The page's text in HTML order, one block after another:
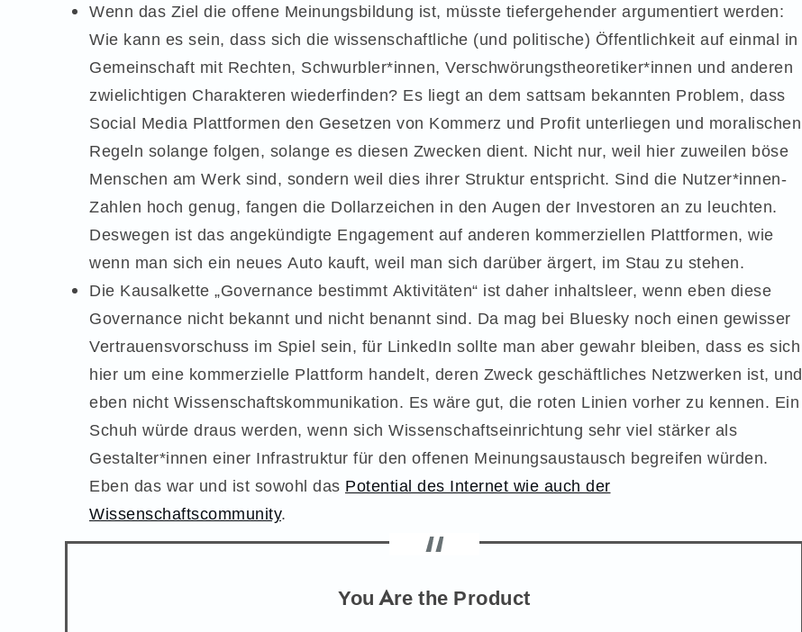
Wenn das Ziel die offene Meinungsbildung ist, müsste tiefergehender argumentiert werden:
Wie kann es sein, dass sich die wissenschaftliche (und politische) Öffentlichkeit auf einmal in
Gemeinschaft mit Rechten, Schwurbler*innen, Verschwörungstheoretiker*innen und anderen
zwielichtigen Charakteren wiederfinden? Es liegt an dem sattsam bekannten Problem, dass
Social Media Plattformen den Gesetzen von Kommerz und Profit unterliegen und moralischen
Regeln solange folgen, solange es diesen Zwecken dient. Nicht nur, weil hier zuweilen böse
Menschen am Werk sind, sondern weil dies ihrer Struktur entspricht. Sind die Nutzer*innen-
Zahlen hoch genug, fangen die Dollarzeichen in den Augen der Investoren an zu leuchten.
Deswegen ist das angekündigte Engagement auf anderen kommerziellen Plattformen, wie
wenn man sich ein neues Auto kauft, weil man sich darüber ärgert, im Stau zu stehen.
Die Kausalkette „Governance bestimmt Aktivitäten“ ist daher inhaltsleer, wenn eben diese
Governance nicht bekannt und nicht benannt sind. Da mag bei Bluesky noch einen gewisser
Vertrauensvorschuss im Spiel sein, für LinkedIn sollte man aber gewahr bleiben, dass es sich
hier um eine kommerzielle Plattform handelt, deren Zweck geschäftliches Netzwerken ist, und
eben nicht Wissenschaftskommunikation. Es wäre gut, die roten Linien vorher zu kennen. Ein
Schuh würde draus werden, wenn sich Wissenschaftseinrichtung sehr viel stärker als
Gestalter*innen einer Infrastruktur für den offenen Meinungsaustausch begreifen würden.
Eben das war und ist sowohl das Potential des Internet wie auch der
Wissenschaftscommunity.
You Are the Product